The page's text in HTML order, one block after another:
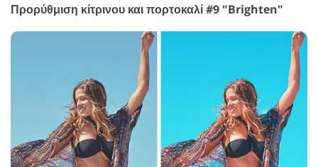
Προρύθμιση κίτρινου και πορτοκαλί #9 "Brighten"